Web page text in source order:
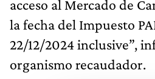
acceso al Mercado de
la fecha del Impuesto
22/12/2024 inclusive”,
organismo recaudador.